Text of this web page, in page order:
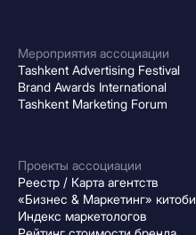
Мероприятия ассоциации
Tashkent Advertising Festival
Brand Awards International
Tashkent Marketing Forum
Проекты ассоциации
Реестр / Карта агентств
«Бизнес & Маркетинг» китоби
Индекс маркетологов